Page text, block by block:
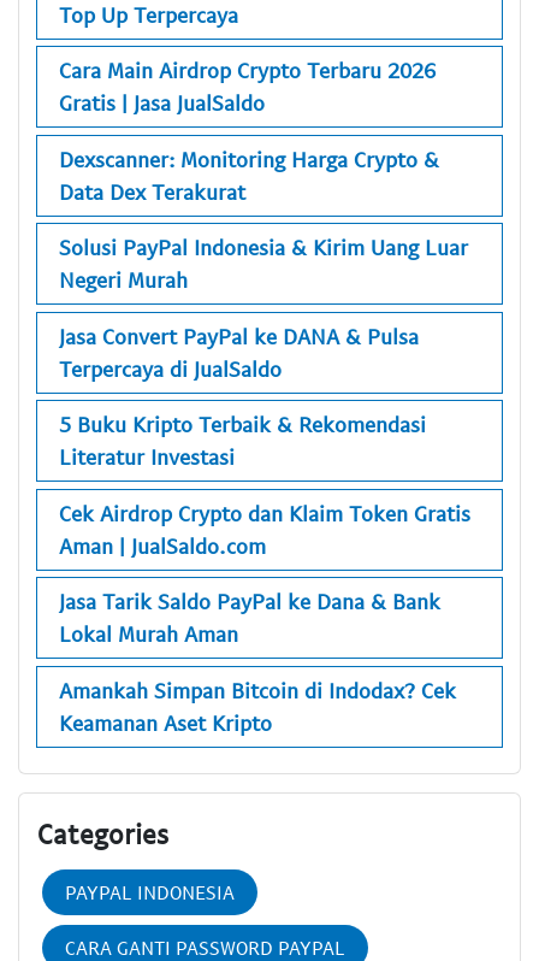
Top Up Terpercaya
Cara Main Airdrop Crypto Terbaru 2026
Gratis | Jasa JualSaldo
Dexscanner: Monitoring Harga Crypto &
Data Dex Terakurat
Solusi PayPal Indonesia & Kirim Uang Luar
Negeri Murah
Jasa Convert PayPal ke DANA & Pulsa
Terpercaya di JualSaldo
5 Buku Kripto Terbaik & Rekomendasi
Literatur Investasi
Cek Airdrop Crypto dan Klaim Token Gratis
Aman | JualSaldo.com
Jasa Tarik Saldo PayPal ke Dana & Bank
Lokal Murah Aman
Amankah Simpan Bitcoin di Indodax? Cek
Keamanan Aset Kripto
Categories
PAYPAL INDONESIA
CARA GANTI PASSWORD PAYPAL